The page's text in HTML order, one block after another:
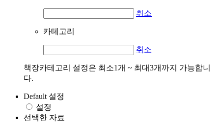
취소
카테고리
취소
책장카테고리 설정은 최소1개 ~ 최대3개까지 가능합니
다.
Default 설정
설정
선택한 자료